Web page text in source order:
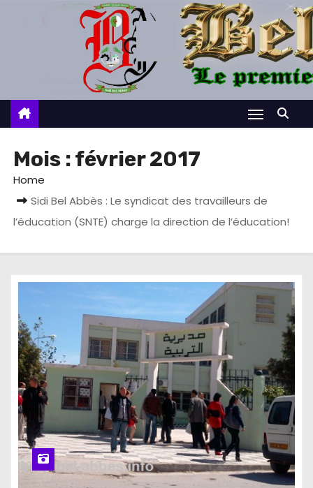
c
Mois :février 2017
Home
Sidi Bel Abbès : Le syndicat des travailleurs de
l’éducation (SNTE) charge la direction de l’éducation!